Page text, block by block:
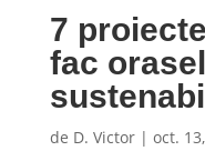
7
fac
de D. Victor| oct.